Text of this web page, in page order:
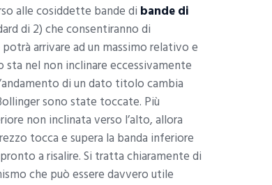
alle cosiddette bande di bande di
di 2) che consentiranno di
arrivare ad un massimo relativo e
nel non inclinare eccessivamente
di un dato titolo cambia
sono state toccate. Più
non inclinata verso l’alto, allora
tocca e supera la banda inferiore
a risalire. Si tratta chiaramente di
che può essere davvero utile